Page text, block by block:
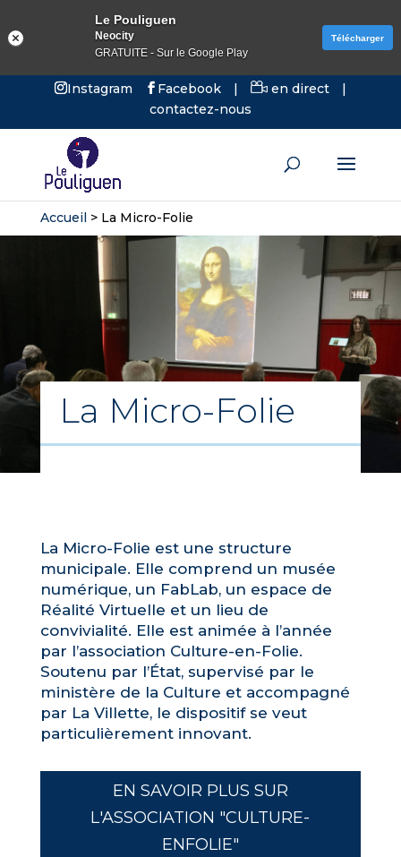
Instagram Facebook | en direct
|
contactez-nous
Accueil> La Micro-Folie
La Micro-Folie
La Micro-Folie est une structure
municipale. Elle comprend un musée
numérique, un FabLab, un espace de
Réalité Virtuelle et un lieu de
convivialité. Elle est animée à l’année
par l’association Culture-en-Folie.
Soutenu par l’État, supervisé par le
ministère de la Culture et accompagné
par La Villette, le dispositif se veut
particulièrement innovant.
EN SAVOIR PLUS SUR
L'ASSOCIATION "CULTURE-
ENFOLIE"
Le Pouliguen
Neocity
GRATUITE - Sur le Google Play
Télécharger